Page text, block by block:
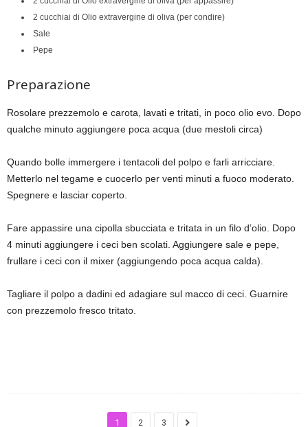
2 cucchiai di Olio extravergine di oliva (per condire)
Sale
Pepe
Preparazione
Rosolare prezzemolo e carota, lavati e tritati, in poco olio evo. Dopo
qualche minuto aggiungere poca acqua (due mestoli circa)
Quando bolle immergere i tentacoli del polpo e farli arricciare.
Metterlo nel tegame e cuocerlo per venti minuti a fuoco moderato.
Spegnere e lasciar coperto.
Fare appassire una cipolla sbucciata e tritata in un filo d’olio. Dopo
4 minuti aggiungere i ceci ben scolati. Aggiungere sale e pepe,
frullare i ceci con il mixer (aggiungendo poca acqua calda).
Tagliare il polpo a dadini ed adagiare sul macco di ceci. Guarnire
con prezzemolo fresco tritato.
1 2 3